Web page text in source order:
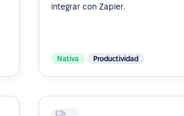
integrar con Zapier.
Nativa Productividad